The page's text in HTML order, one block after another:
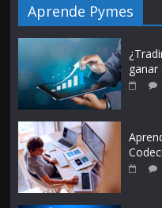
Aprende Pymes
ganar